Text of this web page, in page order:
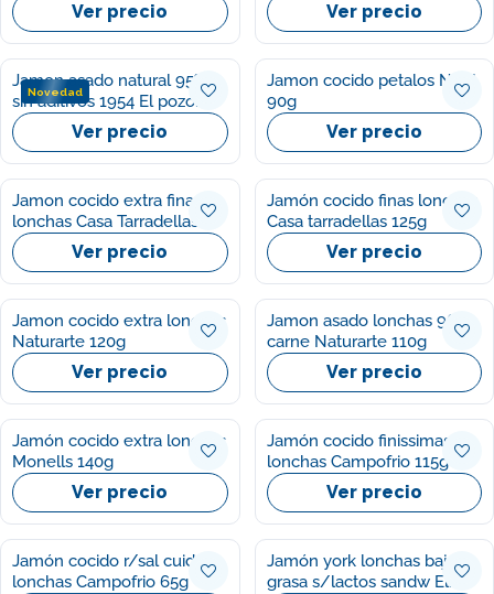
Ver precio Ver precio
Novedad
Jamon asado natural 95%
sin aditivos 1954 El pozo
120g
Ver precio
Jamon cocido petalos Noel
90g
Ver precio
Jamon cocido extra finas
lonchas Casa Tarradellas
150g
Ver precio
Jamón cocido finas lonchas
Casa tarradellas 125g
Ver precio
Jamon cocido extra lonchas
Naturarte 120g
Ver precio
Jamon asado lonchas 96%
carne Naturarte 110g
Ver precio
Jamón cocido extra lonchas
Monells 140g
Ver precio
Jamón cocido finissimas
lonchas Campofrio 115g
Ver precio
Jamón cocido r/sal cuidate
lonchas Campofrio 65g
Jamón york lonchas bajo
grasa s/lactos sandw El